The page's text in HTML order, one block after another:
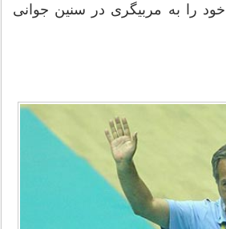
خود را به مربیگری در سنین جوانی